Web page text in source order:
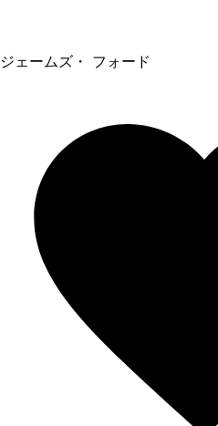
ジェームズ・ フォード